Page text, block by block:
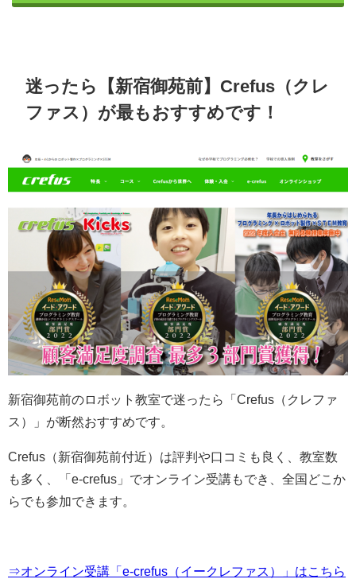
迷ったら【新宿御苑前】Crefus（クレ
ファス）が最もおすすめです！
新宿御苑前のロボット教室で迷ったら「Crefus（クレファ
ス）」が断然おすすめです。
Crefus（新宿御苑前付近）は評判や口コミも良く、教室数
も多く、「e-crefus」でオンライン受講もでき、全国どこか
らでも参加できます。
⇒オンライン受講「e-crefus（イークレファス）」はこちら